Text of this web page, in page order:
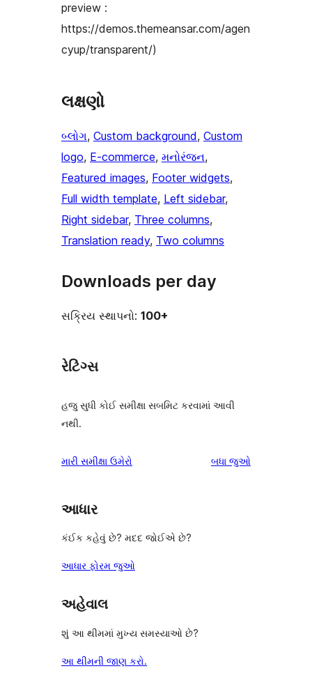
preview :
https://demos.themeansar.com/agen
cyup/transparent/)
લક્ષણો
બ્લોગ, Custom background, Custom
logo, E-commerce, મનોરંજન
Featured images, Footer widgets
Full width template, Left sidebar
Right sidebar, Three columns
Translation ready, Two columns
Downloads per day
સક્રિય સ્થાપનો: 100+
રેટિંગ્સ
હજુ સુધી કોઈ સમીક્ષા સબમિટ કરવામાં આવી
નથી.
મારી સમીક્ષા ઉમેરો બધા સમીક્ષાઓ
જુઓ
આધાર
કંઈક કહેવું છે? મદદ જોઈએ છે?
આધાર ફોરમ જુઓ
અહેવાલ
શું આ થીમમાં મુખ્ય સમસ્યાઓ છે?
આ થીમની જાણ કરો.